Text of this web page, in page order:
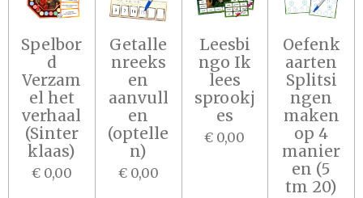
Spelbor
d
Verzam
el het
verhaal
(Sinter
klaas)
€ 0,00
Getalle
nreeks
en
aanvull
en
(optelle
n)
€ 0,00
Leesbi
ngo Ik
lees
sprookj
es
€ 0,00
Oefenk
aarten
Splitsi
ngen
maken
op 4
manier
en (5
tm 20)